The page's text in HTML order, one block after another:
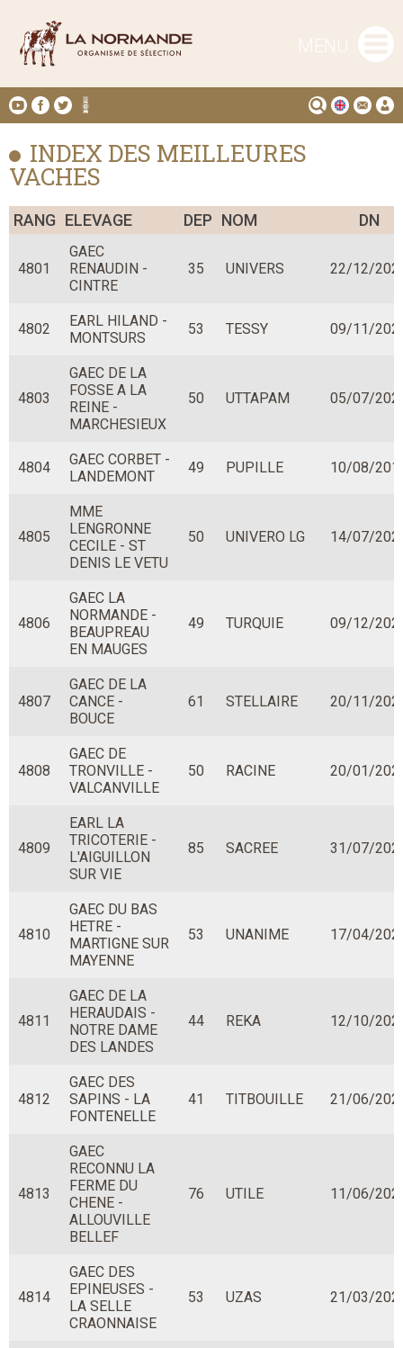
MENU
INDEX DES MEILLEURES
VACHES
RANG ELEVAGE DEP NOM DN
4801
GAEC
RENAUDIN -
CINTRE
35 UNIVERS 22/12/
4802
EARL HILAND -
MONTSURS
53 TESSY 09/11/
4803
GAEC DE LA
FOSSE A LA
REINE -
MARCHESIEUX
50 UTTAPAM 05/07/
4804
GAEC CORBET -
LANDEMONT
49 PUPILLE 10/08/
4805
MME
LENGRONNE
CECILE - ST
DENIS LE VETU
50 UNIVERO LG 14/07/
4806
GAEC LA
NORMANDE -
BEAUPREAU
EN MAUGES
49 TURQUIE 09/12/
4807
GAEC DE LA
CANCE -
BOUCE
61 STELLAIRE 20/11/
4808
GAEC DE
TRONVILLE -
VALCANVILLE
50 RACINE 20/01/
4809
EARL LA
TRICOTERIE -
L'AIGUILLON
SUR VIE
85 SACREE 31/07/
4810
GAEC DU BAS
HETRE -
MARTIGNE SUR
MAYENNE
53 UNANIME 17/04/
4811
GAEC DE LA
HERAUDAIS -
NOTRE DAME
DES LANDES
44 REKA 12/10/
4812
GAEC DES
SAPINS - LA
FONTENELLE
41 TITBOUILLE 21/06/
4813
GAEC
RECONNU LA
FERME DU
CHENE -
ALLOUVILLE
BELLEF
76 UTILE 11/06/
4814
GAEC DES
EPINEUSES -
LA SELLE
CRAONNAISE
53 UZAS 21/03/